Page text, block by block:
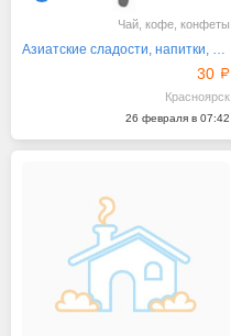
Чай, кофе, конфеты
Азиатские сладости, напитки, лапша и чаи
30
Красноярск
26 февраля в 07:42